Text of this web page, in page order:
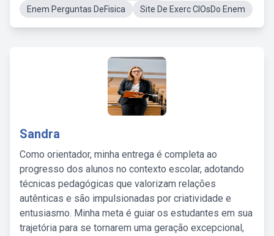
Enem Perguntas DeFisica
Site De Exerc CIOsDo Enem
Sandra
Como orientador, minha entrega é completa ao
progresso dos alunos no contexto escolar, adotando
técnicas pedagógicas que valorizam relações
autênticas e são impulsionadas por criatividade e
entusiasmo. Minha meta é guiar os estudantes em sua
trajetória para se tornarem uma geração excepcional,